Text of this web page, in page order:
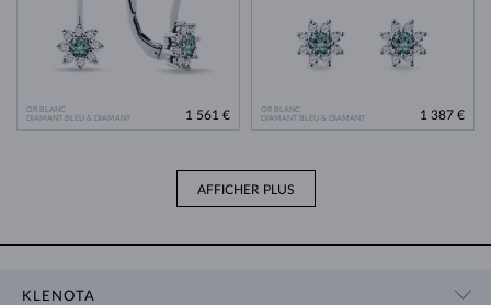
OR BLANC
DIAMANT BLEU & DIAMANT
1 561 €
OR BLANC
DIAMANT BLEU & DIAMANT
1 387 €
AFFICHER PLUS
KLENOTA